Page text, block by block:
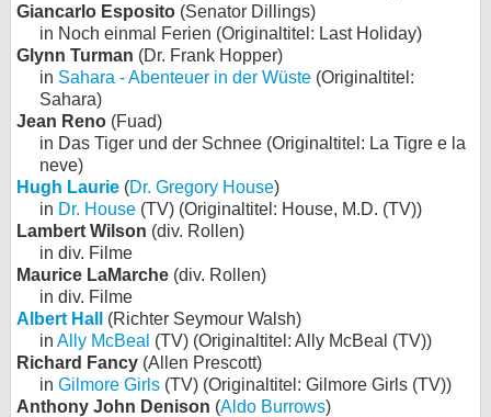
Giancarlo Esposito (Senator Dillings)
in Noch einmal Ferien (Originaltitel: Last Holiday)
Glynn Turman (Dr. Frank Hopper)
in Sahara - Abenteuer in der Wüste (Originaltitel:
Sahara)
Jean Reno (Fuad)
in Das Tiger und der Schnee (Originaltitel: La Tigre e la
neve)
Hugh Laurie (Dr. Gregory House)
in Dr. House (TV) (Originaltitel: House, M.D. (TV))
Lambert Wilson (div. Rollen)
in div. Filme
Maurice LaMarche (div. Rollen)
in div. Filme
Albert Hall
(Richter Seymour Walsh)
in Ally McBeal (TV) (Originaltitel: Ally McBeal (TV))
Richard Fancy (Allen Prescott)
in Gilmore Girls (TV) (Originaltitel: Gilmore Girls (TV))
Anthony John Denison (Aldo Burrows)